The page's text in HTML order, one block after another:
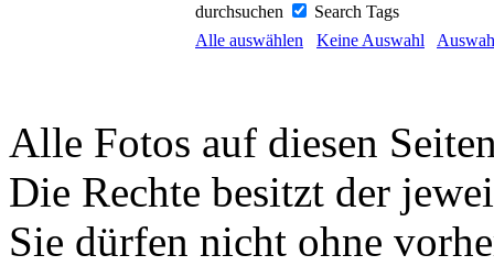
durchsuchen
Search Tags
Alle auswählen
Keine Auswahl
Alle Fotos auf diesen
Die Rechte besitzt der
Sie dürfen nicht ohne